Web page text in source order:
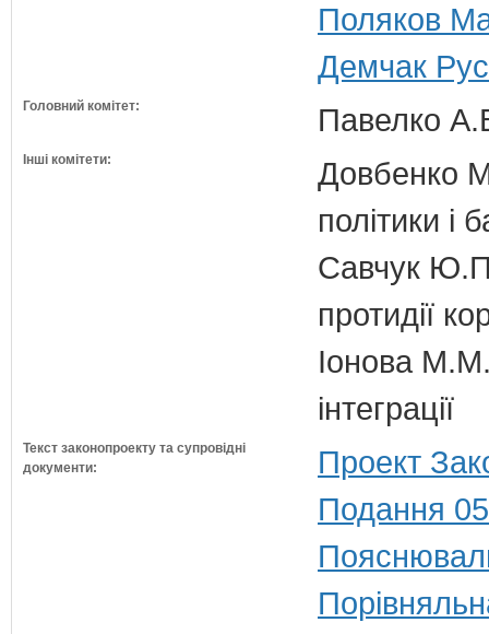
Поляков
Демчак
Головний комітет: Павелко
Інші комітети:
Довбенко
політики і
Савчук Ю.П.
протидії
Іонова М.М.
інтеграції
Текст законопроекту та супровідні
документи:
Проект
Подання